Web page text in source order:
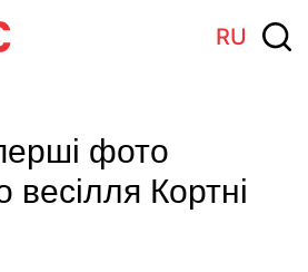
RU
фото
весілля Кортні